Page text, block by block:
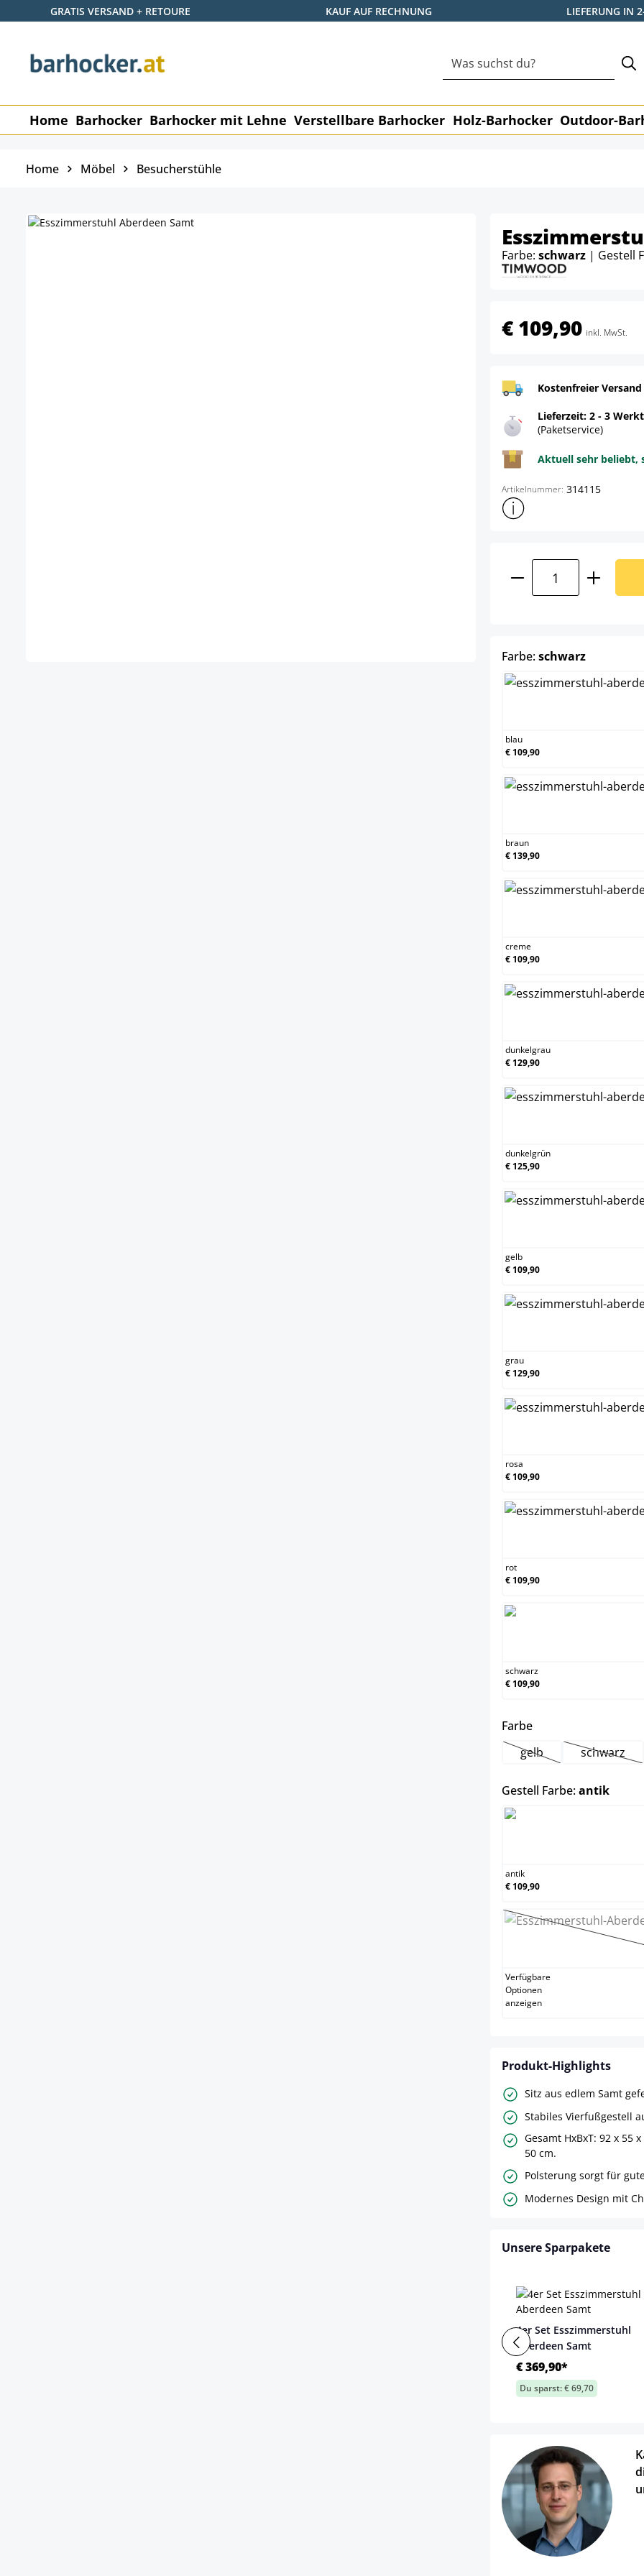
Hauptinhalt springen
Zur Suche springen
Zur Hauptnavigation springen
GRATIS VERSAND + RETOURE KAUF AUF RECHNUNG LIEFERUNG IN
Home Barhocker Barhocker mit Lehne Verstellbare Barhocker Holz-Barhocker Outdoor-
Home Möbel Besucherstühle
Farbe: schwarz | Gestell
€ 109,90 inkl. MwSt.
Kostenfreier
Lieferzeit: 2 - 3
(Paketservice)
Aktuell sehr beliebt,
Artikelnummer: 314115
Weitere
Produkt Anzahl:
Farbe:schwarzauswählen
blau
€ 109,90
braun
€ 139,90
creme
€ 109,90
dunkelgrau
€ 129,90
dunkelgrün
€ 125,90
gelb
€ 109,90
grau
€ 129,90
rosa
€ 109,90
rot
€ 109,90
schwarz
€ 109,90
Farbeauswählen
gelb(Diese Option ist
schwarz
(Diese
Gestell Farbe:antik
antik
€ 109,90
Verfügbare
Optionen
anzeigen
Produkt-Highlights
Sitz aus edlem Samt
Stabiles Vierfußgestell
Gesamt HxBxT: 92 x 55
50 cm.
Polsterung sorgt für
Modernes Design mit
Unsere Sparpakete
4er Set Esszimmerstuhl
Aberdeen Samt
€ 369,90*
Du sparst: € 69,70